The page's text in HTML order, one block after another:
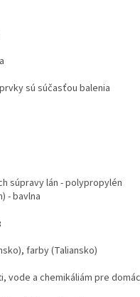
sú súčasťou balenia
súpravy lán - polypropylén
- bavlna
farby (Taliansko)
vode a chemikáliám pre